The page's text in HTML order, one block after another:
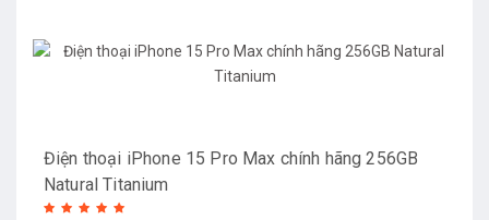
Điện thoại iPhone 15 Pro Max chính hãng 256GB
Natural Titanium